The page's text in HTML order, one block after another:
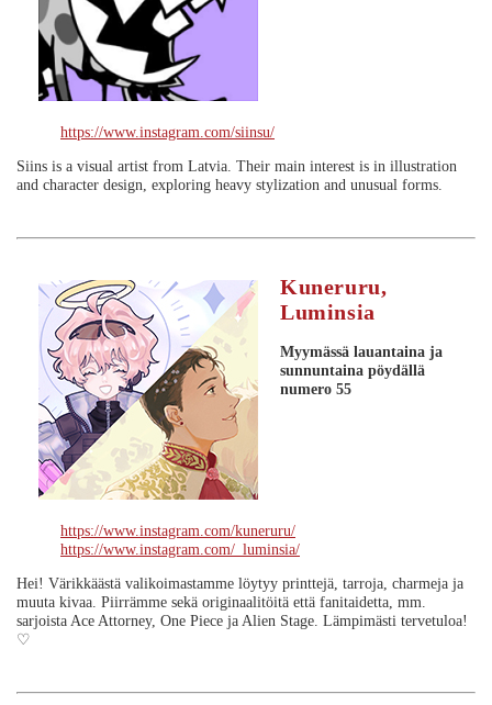
https://www.instagram.com/siinsu/
Siins is a visual artist from Latvia. Their main interest is in illustration
and character design, exploring heavy stylization and unusual forms.
Kuneruru,
Luminsia
Myymässä lauantaina ja
sunnuntaina pöydällä
numero 55
https://www.instagram.com/kuneruru/
https://www.instagram.com/_luminsia/
Hei! Värikkäästä valikoimastamme löytyy printtejä, tarroja, charmeja ja
muuta kivaa. Piirrämme sekä originaalitöitä että fanitaidetta, mm.
sarjoista Ace Attorney, One Piece ja Alien Stage. Lämpimästi tervetuloa!
♡